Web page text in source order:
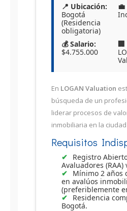
📍 Ubicación:
Bogotá
(Residencia
obligatoria)
💰 Salario:
$4.755.000
🏢
En LOGAN Valuation
búsqueda de un
liderar procesos de
inmobiliaria en la
Requisitos
Registro
Avaluadores (RAA)
Mínimo 2 años
en avalúos
(preferiblemente
Residencia
Bogotá.